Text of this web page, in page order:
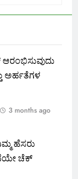
ಆರಂಭಿಸುವುದು
ಅರ್ಹತೆಗಳ
3 months ago
ಹೆಸರು
ಚೆಕ್